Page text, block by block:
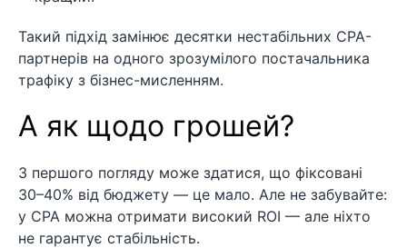
Такий підхід замінює десятки нестабільних CPA-
партнерів на одного зрозумілого постачальника
трафіку з бізнес-мисленням.
А як щодо грошей?
З першого погляду може здатися, що фіксовані
30–40% від бюджету — це мало. Але не забувайте:
у CPA можна отримати високий ROI — але ніхто
не гарантує стабільність.